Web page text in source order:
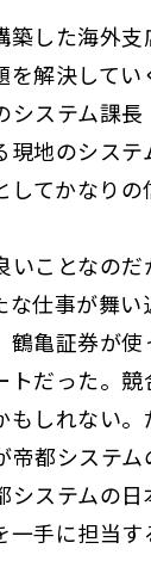
築した海外支
を解決してい
ステム課長
現地のシス
してかなりの
いことなの
な仕事が舞い
鶴亀証券が
トだった。
もしれない。
帝都システム
システムの日
一手に担当す